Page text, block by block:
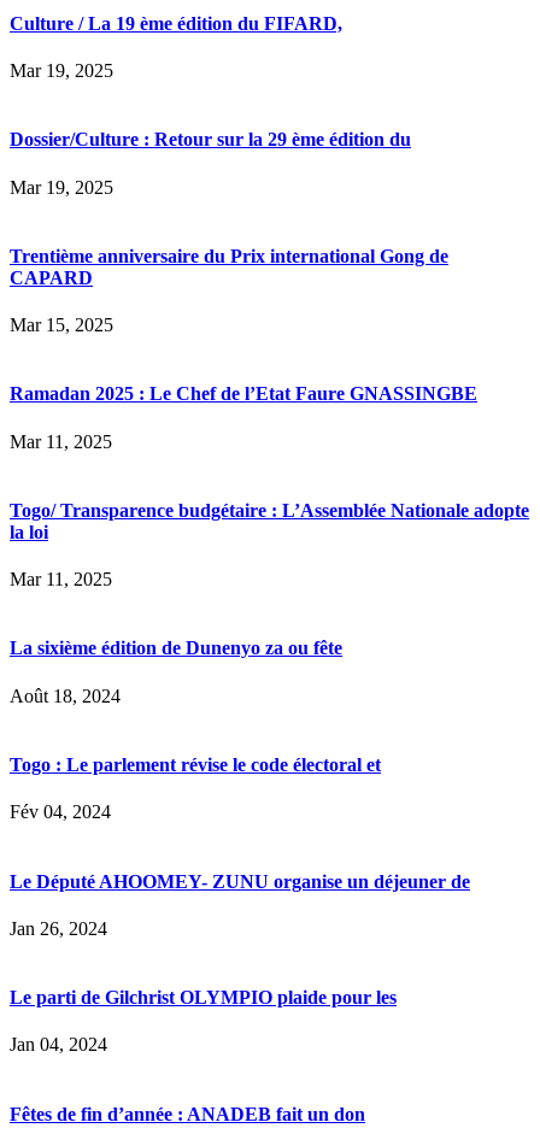
Culture / La 19 ème édition du FIFARD,
Mar 19, 2025
Dossier/Culture : Retour sur la 29 ème édition du
Mar 19, 2025
Trentième anniversaire du Prix international Gong de
CAPARD
Mar 15, 2025
Ramadan 2025 : Le Chef de l’Etat Faure GNASSINGBE
Mar 11, 2025
Togo/ Transparence budgétaire : L’Assemblée Nationale adopte
la loi
Mar 11, 2025
La sixième édition de Dunenyo za ou fête
Août 18, 2024
Togo : Le parlement révise le code électoral et
Fév 04, 2024
Le Député AHOOMEY- ZUNU organise un déjeuner de
Jan 26, 2024
Le parti de Gilchrist OLYMPIO plaide pour les
Jan 04, 2024
Fêtes de fin d’année : ANADEB fait un don